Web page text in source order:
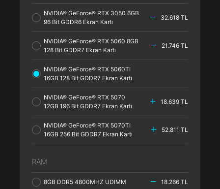
NVIDIA® GeForce® RTX 3050 6GB
96 Bit GDDR6 Ekran Kartı
32.618 TL
NVIDIA® GeForce® RTX 5060 8GB
128 Bit GDDR7 Ekran Kartı
21.746 TL
NVIDIA® GeForce® RTX 5060TI
16GB 128 Bit GDDR7 Ekran Kartı
NVIDIA® GeForce® RTX 5070
12GB 196 Bit GDDR7 Ekran Kartı
18.639 TL
NVIDIA® GeForce® RTX 5070TI
16GB 256 Bit GDDR7 Ekran Kartı
52.811 TL
RAM
8GB DDR5 4800MHZ UDIMM 18.266 TL